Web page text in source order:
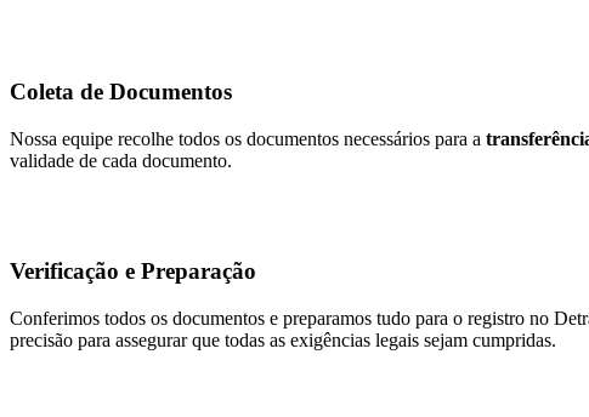
Coleta de Documentos
Nossa equipe recolhe todos os documentos necessários para a
validade de cada documento.
Verificação e Preparação
Conferimos todos os documentos e preparamos tudo para o registro no
precisão para assegurar que todas as exigências legais sejam cumpridas.